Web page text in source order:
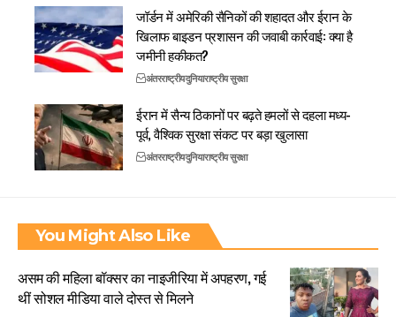
जॉर्डन में अमेरिकी सैनिकों की शहादत और ईरान के
खिलाफ बाइडन प्रशासन की जवाबी कार्रवाई: क्या है
जमीनी हकीकत?
अंतरराष्ट्रीयदुनियाराष्ट्रीय सुरक्षा
ईरान में सैन्य ठिकानों पर बढ़ते हमलों से दहला मध्य-
पूर्व, वैश्विक सुरक्षा संकट पर बड़ा खुलासा
अंतरराष्ट्रीयदुनियाराष्ट्रीय सुरक्षा
You Might Also Like
असम की महिला बॉक्सर का नाइजीरिया में अपहरण, गई
थीं सोशल मीडिया वाले दोस्त से मिलने